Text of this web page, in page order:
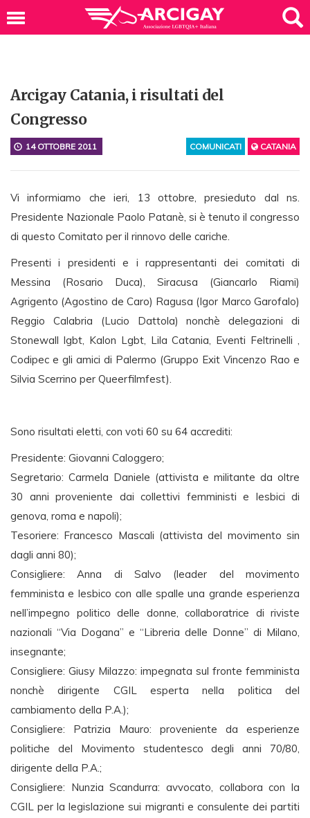
Arcigay Catania, i risultati del
Congresso
COMUNICATI CATANIA
14 OTTOBRE 2011
Vi informiamo che ieri, 13 ottobre, presieduto dal ns.
Presidente Nazionale Paolo Patanè, si è tenuto il congresso
di questo Comitato per il rinnovo delle cariche.
Presenti i presidenti e i rappresentanti dei comitati di
Messina (Rosario Duca), Siracusa (Giancarlo Riami)
Agrigento (Agostino de Caro) Ragusa (Igor Marco Garofalo)
Reggio Calabria (Lucio Dattola) nonchè delegazioni di
Stonewall lgbt, Kalon Lgbt, Lila Catania, Eventi Feltrinelli ,
Codipec e gli amici di Palermo (Gruppo Exit Vincenzo Rao e
Silvia Scerrino per Queerfilmfest).
Sono risultati eletti, con voti 60 su 64 accrediti:
Presidente: Giovanni Caloggero;
Segretario: Carmela Daniele (attivista e militante da oltre
30 anni proveniente dai collettivi femministi e lesbici di
genova, roma e napoli);
Tesoriere: Francesco Mascali (attivista del movimento sin
dagli anni 80);
Consigliere: Anna di Salvo (leader del movimento
femminista e lesbico con alle spalle una grande esperienza
nell’impegno politico delle donne, collaboratrice di riviste
nazionali “Via Dogana” e “Libreria delle Donne” di Milano,
insegnante;
Consigliere: Giusy Milazzo: impegnata sul fronte femminista
nonchè dirigente CGIL esperta nella politica del
cambiamento della P.A.);
Consigliere: Patrizia Mauro: proveniente da esperienze
politiche del Movimento studentesco degli anni 70/80,
dirigente della P.A.;
Consigliere: Nunzia Scandurra: avvocato, collabora con la
CGIL per la legislazione sui migranti e consulente dei partiti